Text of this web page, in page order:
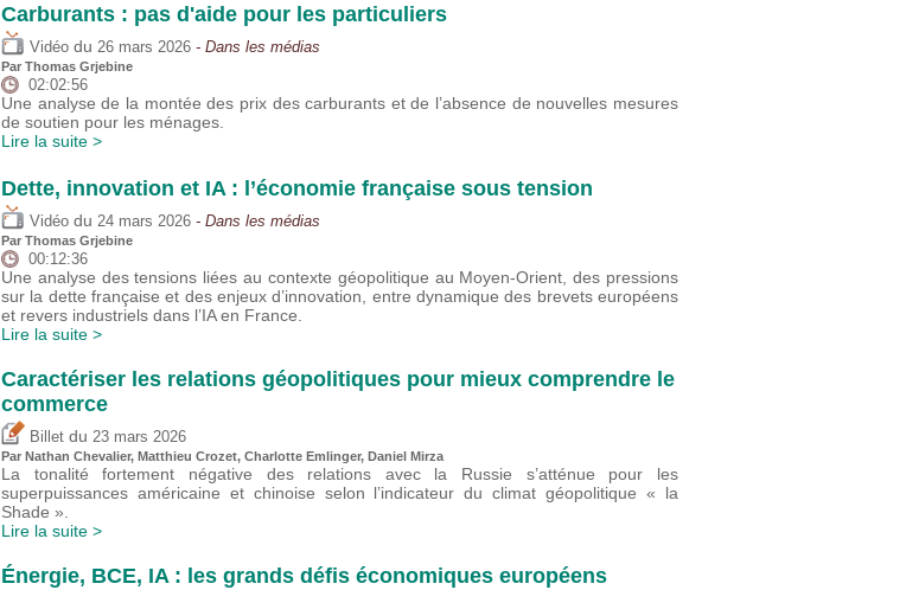
Carburants : pas d'aide pour les particuliers
Vidéo du 26 mars 2026 - Dans les médias
Par Thomas Grjebine
02:02:56
Une analyse de la montée des prix des carburants et de l’absence de nouvelles mesures
de soutien pour les ménages.
Lire la suite >
Dette, innovation et IA : l’économie française sous tension
Vidéo du 24 mars 2026 - Dans les médias
Par Thomas Grjebine
00:12:36
Une analyse des tensions liées au contexte géopolitique au Moyen-Orient, des pressions
sur la dette française et des enjeux d’innovation, entre dynamique des brevets européens
et revers industriels dans l’IA en France.
Lire la suite >
Caractériser les relations géopolitiques pour mieux comprendre le
commerce
Billet du 23 mars 2026
Par Nathan Chevalier, Matthieu Crozet, Charlotte Emlinger, Daniel Mirza
La tonalité fortement négative des relations avec la Russie s’atténue pour les
superpuissances américaine et chinoise selon l’indicateur du climat géopolitique « la
Shade ».
Lire la suite >
Énergie, BCE, IA : les grands défis économiques européens